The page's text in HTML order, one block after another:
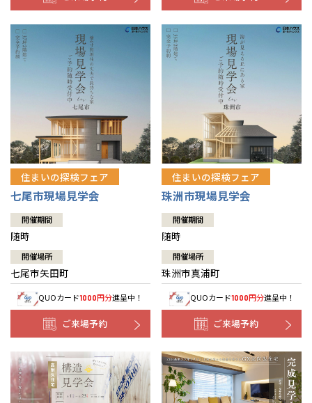
住まいの探検フェア
七尾市現場見学会
開催期間
随時
開催場所
七尾市矢田町
QUOカード1000円分進呈中！
ご来場予約
住まいの探検フェア
珠洲市現場見学会
開催期間
随時
開催場所
珠洲市真浦町
QUOカード1000円分進呈中！
ご来場予約